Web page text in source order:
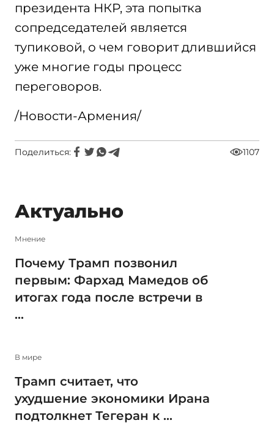
президента НКР, эта попытка
сопредседателей является
тупиковой, о чем говорит длившийся
уже многие годы процесс
переговоров.
/Новости-Армения/
Поделиться: 1107
Актуально
Мнение
Почему Трамп позвонил
первым: Фархад Мамедов об
итогах года после встречи в
...
В мире
Трамп считает, что
ухудшение экономики Ирана
подтолкнет Тегеран к ...